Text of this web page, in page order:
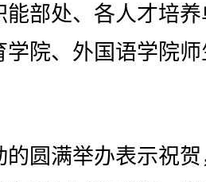
能部处、各人才培
学院、外国语学院
圆满举办表示祝贺